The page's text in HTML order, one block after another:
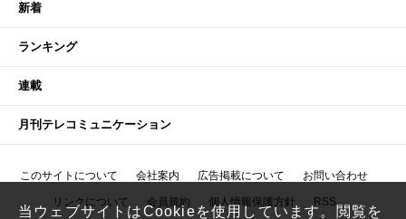
新着
ランキング
連載
月刊テレコミュニケーション
このサイトについて 会社案内 広告掲載について お問い合わせ
リンクについて 会員規約 個人情報保護方針 RSS
当ウェブサイトはCookieを使用しています。閲覧を